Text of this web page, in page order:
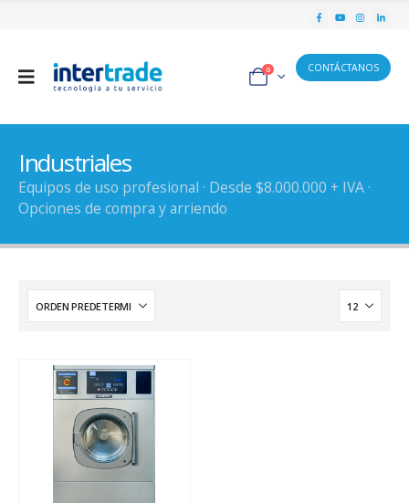
0 CONTÁCTANOS
Industriales
Equipos de uso profesional · Desde $8.000.000 + IVA ·
Opciones de compra y arriendo